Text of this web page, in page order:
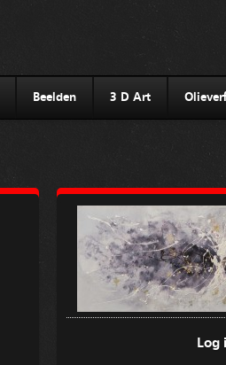
Beelden 3 D Art
Log